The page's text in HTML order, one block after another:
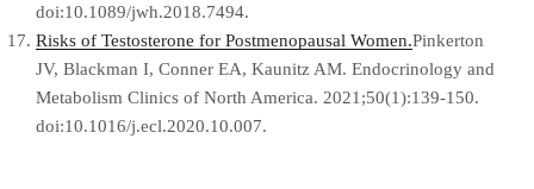
doi:10.1089/jwh.2018.7494.
Risks of Testosterone for Postmenopausal Women.Pinkerton
JV, Blackman I, Conner EA, Kaunitz AM. Endocrinology and
Metabolism Clinics of North America. 2021;50(1):139-150.
doi:10.1016/j.ecl.2020.10.007.